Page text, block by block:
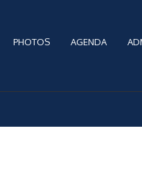
PHOTOS AGENDA